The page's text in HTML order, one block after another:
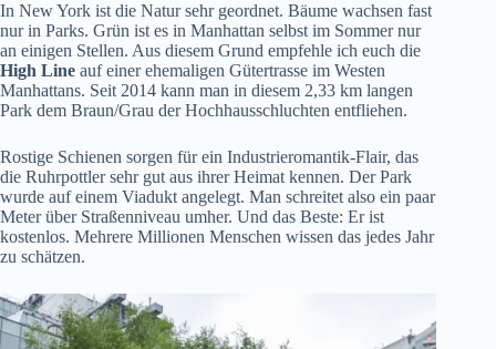
In New York ist die Natur sehr geordnet. Bäume wachsen fast
nur in Parks. Grün ist es in Manhattan selbst im Sommer nur
an einigen Stellen. Aus diesem Grund empfehle ich euch die
High Line auf einer ehemaligen Gütertrasse im Westen
Manhattans. Seit 2014 kann man in diesem 2,33 km langen
Park dem Braun/Grau der Hochhausschluchten entfliehen.
Rostige Schienen sorgen für ein Industrieromantik-Flair, das
die Ruhrpottler sehr gut aus ihrer Heimat kennen. Der Park
wurde auf einem Viadukt angelegt. Man schreitet also ein paar
Meter über Straßenniveau umher. Und das Beste: Er ist
kostenlos. Mehrere Millionen Menschen wissen das jedes Jahr
zu schätzen.